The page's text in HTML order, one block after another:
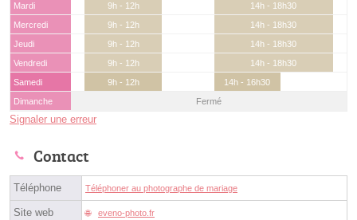
Mardi
9h - 12h
14h - 18h30
Mercredi
9h - 12h
14h - 18h30
Jeudi
9h - 12h
14h - 18h30
Vendredi
9h - 12h
14h - 18h30
Samedi
9h - 12h
14h - 16h30
Dimanche
Fermé
Signaler une erreur
Contact
Téléphone Téléphoner au photographe de mariage
Site web eveno-photo.fr